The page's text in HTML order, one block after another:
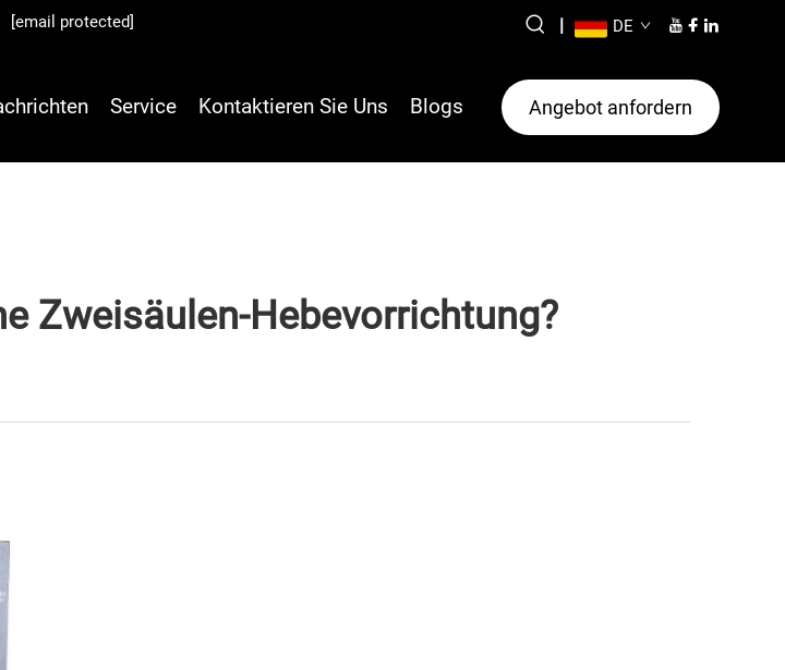
[email protected] | DE
Service Kontaktieren Sie Uns Blogs Angebot anfordern
Zweisäulen-Hebevorrichtung?